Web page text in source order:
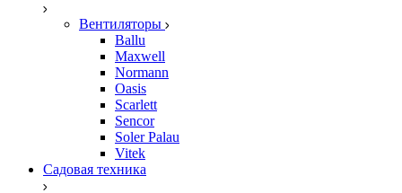
Вентиляторы
Ballu
Maxwell
Normann
Oasis
Scarlett
Sencor
Soler Palau
Vitek
Садовая техника